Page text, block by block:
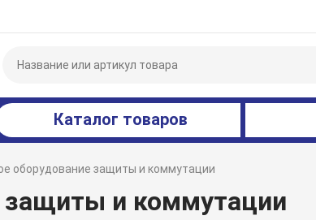
Каталог товаров
оборудование защиты и коммутации
защиты и коммутации